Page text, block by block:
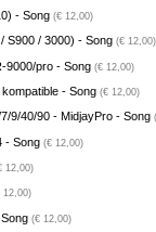
- Song (€ 12,00)
S900 / 3000) - Song (€ 12,00)
9000/pro - Song (€ 12,00)
- Song (€ 12,00)
9/40/90 - MidjayPro - Song
- Song (€ 12,00)
12,00)
12,00)
(€ 12,00)